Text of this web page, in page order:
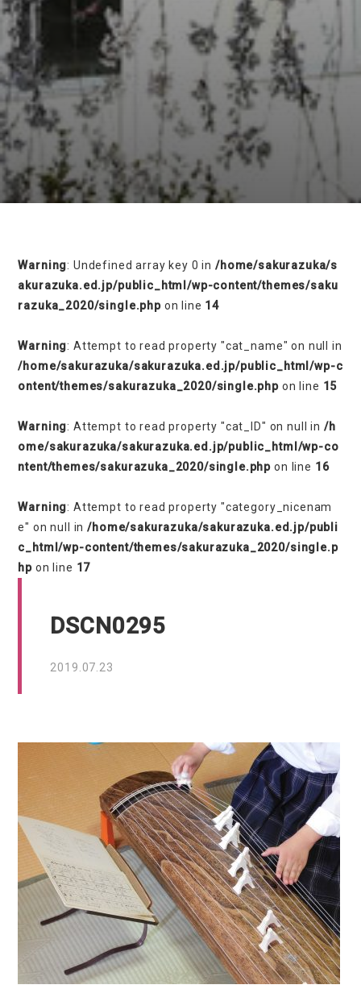
on line 230
Warning: Undefined array key 0 in /home/sakurazuka/s
akurazuka.ed.jp/public_html/wp-content/themes/saku
razuka_2020/single.phpon line 14
Warning: Attempt to read property "cat_name" on null in
/home/sakurazuka/sakurazuka.ed.jp/public_html/wp-c
ontent/themes/sakurazuka_2020/single.php on line 15
Warning: Attempt to read property "cat_ID" on null in /h
ome/sakurazuka/sakurazuka.ed.jp/public_html/wp-co
ntent/themes/sakurazuka_2020/single.php on line 16
Warning: Attempt to read property "category_nicenam
e" on null in/home/sakurazuka/sakurazuka.ed.jp/publi
c_html/wp-content/themes/sakurazuka_2020/single.p
hp on line 17
DSCN0295
2019.07.23